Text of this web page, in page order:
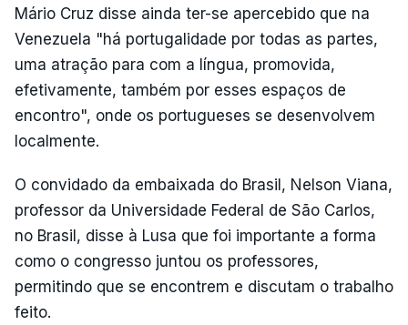
Mário Cruz disse ainda ter-se apercebido que na
Venezuela "há portugalidade por todas as partes,
uma atração para com a língua, promovida,
efetivamente, também por esses espaços de
encontro", onde os portugueses se desenvolvem
localmente.
O convidado da embaixada do Brasil, Nelson Viana,
professor da Universidade Federal de São Carlos,
no Brasil, disse à Lusa que foi importante a forma
como o congresso juntou os professores,
permitindo que se encontrem e discutam o trabalho
feito.